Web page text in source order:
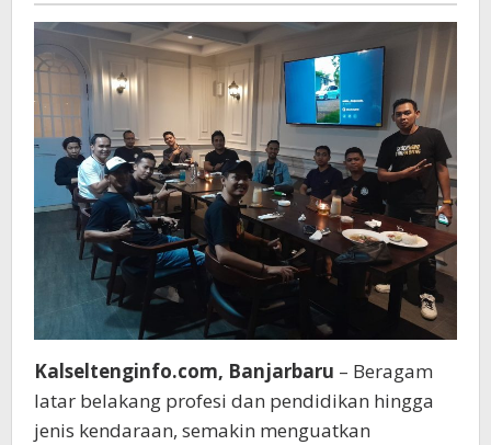
Kalseltenginfo.com, Banjarbaru – Beragam
latar belakang profesi dan pendidikan hingga
jenis kendaraan, semakin menguatkan